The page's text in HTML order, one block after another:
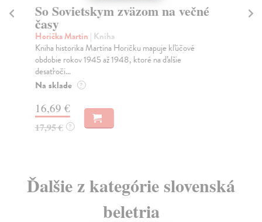
So Sovietskym zväzom na večné
časy
Horička Martin | Kniha
Kniha historika Martina Horičku mapuje kľúčové
obdobie rokov 1945 až 1948, ktoré na ďalšie
desaťroči...
Na sklade ?
16,69 €
17,95 € ?
Z
Ďalšie z kategórie slovenská
beletria